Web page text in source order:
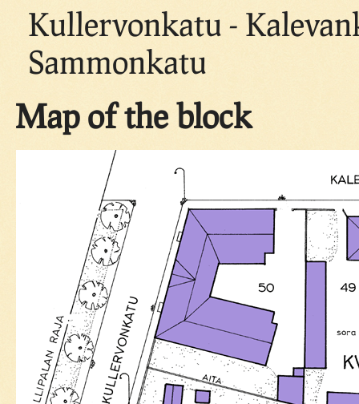
Kullervonkatu -
Sammonkatu
Map of the block